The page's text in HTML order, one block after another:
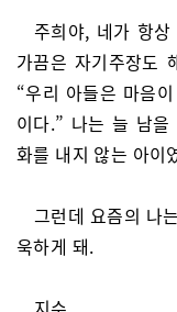
주희야, 네가 항
가끔은 자기주장도
“우리 아들은 마음
이다.” 나는 늘 남
화를 내지 않는 아이
그런데 요즘의 나
욱하게 돼.